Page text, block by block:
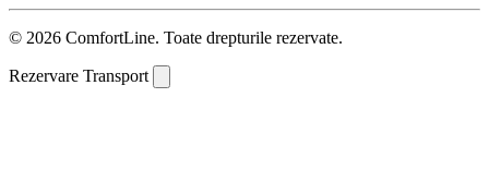
© 2026 ComfortLine. Toate drepturile rezervate.
Rezervare Transport